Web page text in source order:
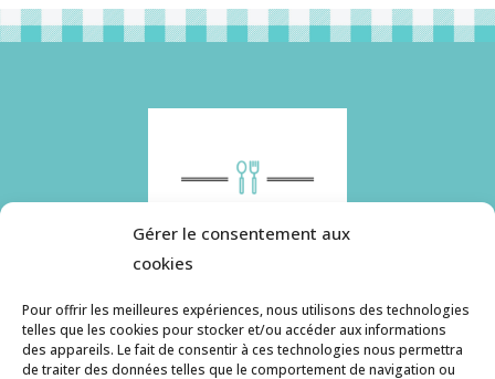
Gérer le consentement aux
cookies
Pour offrir les meilleures expériences, nous utilisons des technologies
telles que les cookies pour stocker et/ou accéder aux informations
des appareils. Le fait de consentir à ces technologies nous permettra
de traiter des données telles que le comportement de navigation ou
Histoire de pâtes utilise des cookies. Pour en